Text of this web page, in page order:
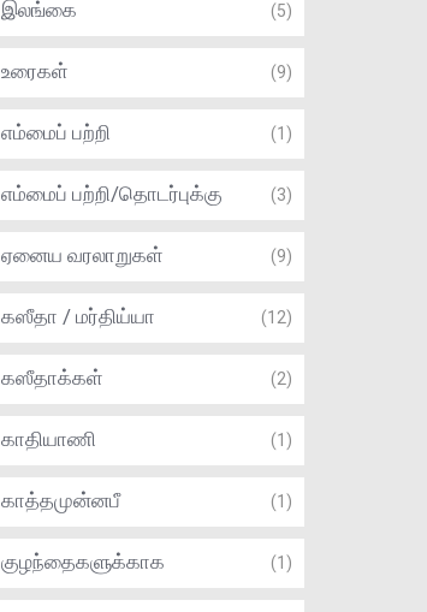
இலங்கை (5)
உரைகள் (9)
எம்மைப் பற்றி (1)
எம்மைப் பற்றி/தொடர்புக்கு (3)
ஏனைய வரலாறுகள் (9)
கஸீதா / மர்திய்யா (12)
கஸீதாக்கள் (2)
காதியாணி (1)
காத்தமுன்னபீ (1)
குழந்தைகளுக்காக (1)